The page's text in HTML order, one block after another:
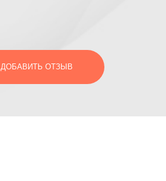
ДОБАВИТЬ ОТЗЫВ